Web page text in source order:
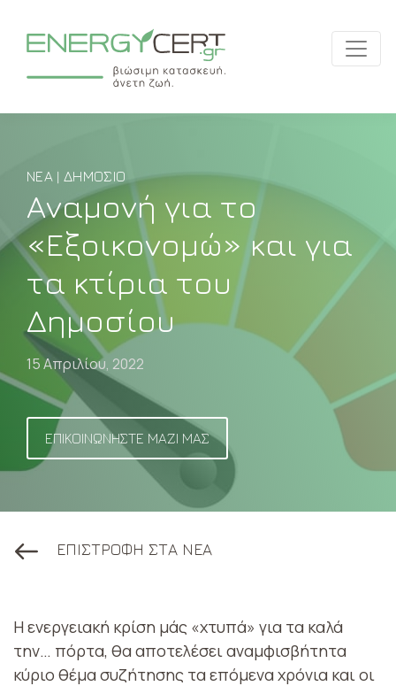
ΝΈΑ | ΔΗΜΌΣΙΟ
Αναμονή για το
«Εξοικονομώ» και για
τα κτίρια του
Δημοσίου
15 Απριλίου, 2022
ΕΠΙΚΟΙΝΩΝΗΣΤΕ ΜΑΖΙ ΜΑΣ
ΕΠΙΣΤΡΟΦΗ ΣΤΑ ΝΕΑ
Η ενεργειακή κρίση μάς «χτυπά» για τα καλά
την… πόρτα, θα αποτελέσει αναμφισβήτητα
κύριο θέμα συζήτησης τα επόμενα χρόνια και οι